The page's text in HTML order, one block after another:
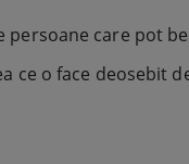
persoane care pot
ce o face deosebit